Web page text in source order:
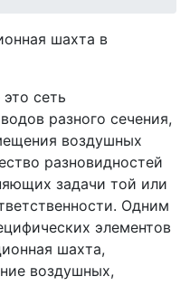
сеть
разного сечения,
воздушных
разновидностей
задачи той или
Одним
элементов
шахта,
воздушных,